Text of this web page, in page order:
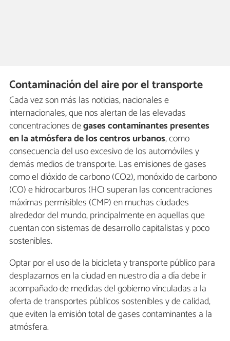
Contaminación del aire por el transporte
Cada vez son más las noticias, nacionales e
internacionales, que nos alertan de las elevadas
concentraciones degases contaminantes presentes
en la atmósfera de los centros urbanos, como
consecuencia del uso excesivo de los automóviles y
demás medios de transporte. Las emisiones de gases
como el dióxido de carbono (CO2), monóxido de carbono
(CO) e hidrocarburos (HC) superan las concentraciones
máximas permisibles (CMP) en muchas ciudades
alrededor del mundo, principalmente en aquellas que
cuentan con sistemas de desarrollo capitalistas y poco
sostenibles.
Optar por el uso de la bicicleta y transporte público para
desplazarnos en la ciudad en nuestro día a día debe ir
acompañado de medidas del gobierno vinculadas a la
oferta de transportes públicos sostenibles y de calidad,
que eviten la emisión total de gases contaminantes a la
atmósfera.